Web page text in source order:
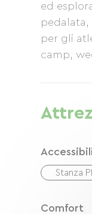
ed
per gli
camp,
Stanza
Comfort